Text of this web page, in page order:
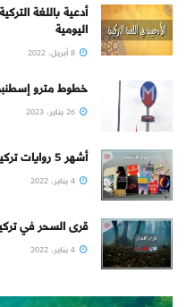
أدعية باللغة
اليومية
خطوط مترو إسطنبول 2023
أشهر 5 روايات تركية مترجمة للعربية ينبغي عليك قراءتها
قرى السحر في